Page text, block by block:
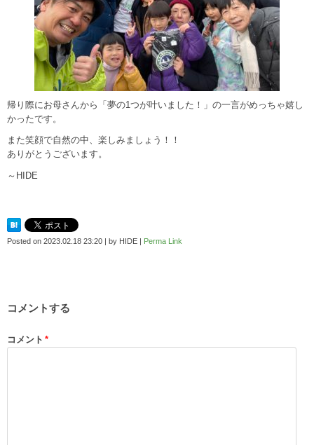
帰り際にお母さんから「夢の1つが叶いました！」の一言がめっちゃ嬉し
かったです。
また笑顔で自然の中、楽しみましょう！！
ありがとうございます。
～HIDE
Posted on 2023.02.18 23:20 | by HIDE | Perma Link
コメントする
コメント *